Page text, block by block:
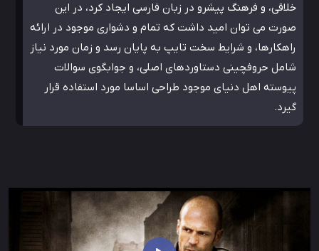
خلاقی، و فرهنگ پیشرو در زبان فارسی ایجاد کرد، در این
صورت می توان امید داشت که تمام و دشواری موجود در ارائه
راهکارها، و شرایط سخت تایپ به پایان رسد و زمان مورد نیاز
شامل حروفچینی دستاوردهای اصلی، و جوابگوی سوالات
پیوسته اهل دنیای موجود طراحی اساسا مورد استفاده قرار
گیرد.